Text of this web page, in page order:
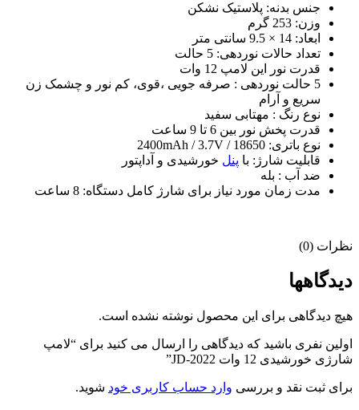
جنس بدنه: پلاستیک نشکن
وزن: 253 گرم
ابعاد: 14 × 9.5 سانتی متر
تعداد حالات نوردهی: 5 حالت
قدرت نور این لامپ 12 وات
5 حالت نوردهی : صرفه جویی ،قوی، کم نور و چشمک زن
سریع و آرام
نوع رنگ : مهتابی سفید
قدرت پخش نور بین 6 تا 9 ساعت
نوع باتری: 2400mAh / 3.7V / 18650
قابلیت شارژ: با پنل خورشیدی و آداپتور
ضد آب : بله
مدت زمان مورد نیاز برای شارژ کامل دستگاه: 8 ساعت
نظرات (0)
دیدگاهها
هیچ دیدگاهی برای این محصول نوشته نشده است.
اولین نفری باشید که دیدگاهی را ارسال می کنید برای “لامپ
شارژی خورشیدی 12 وات JD-2022”
برای ثبت نقد و بررسی وارد حساب کاربری خود شوید.